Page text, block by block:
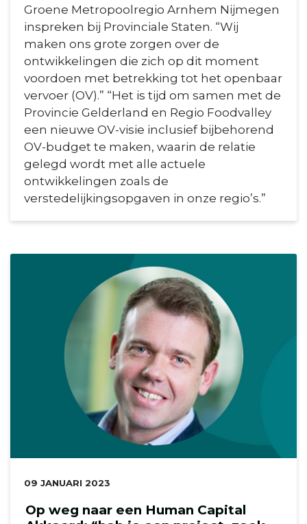
Groene Metropoolregio Arnhem Nijmegen
inspreken bij Provinciale Staten. “Wij
maken ons grote zorgen over de
ontwikkelingen die zich op dit moment
voordoen met betrekking tot het openbaar
vervoer (OV).” “Het is tijd om samen met de
Provincie Gelderland en Regio Foodvalley
een nieuwe OV-visie inclusief bijbehorend
OV-budget te maken, waarin de relatie
gelegd wordt met alle actuele
ontwikkelingen zoals de
verstedelijkingsopgaven in onze regio’s.”
DATUM:
09 JANUARI 2023
Op weg naar een Human Capital